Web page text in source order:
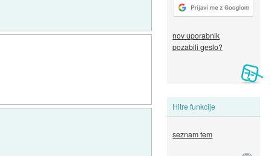
nov uporabnik
pozabili geslo?
Hitre funkcije
seznam tem